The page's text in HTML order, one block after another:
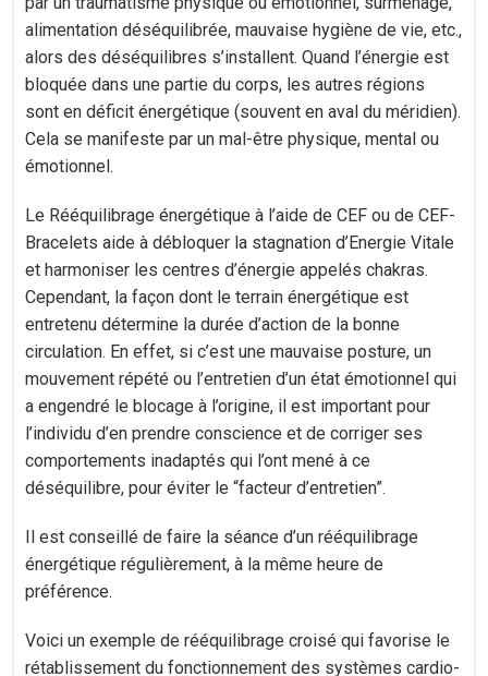
alimentation déséquilibrée, mauvaise hygiène de vie, etc.,
alors des déséquilibres s’installent. Quand l’énergie est
bloquée dans une partie du corps, les autres régions
sont en déficit énergétique (souvent en aval du méridien).
Cela se manifeste par un mal-être physique, mental ou
émotionnel.
Le Rééquilibrage énergétique à l’aide de CEF ou de CEF-
Bracelets aide à débloquer la stagnation d’Energie Vitale
et harmoniser les centres d’énergie appelés chakras.
Cependant, la façon dont le terrain énergétique est
entretenu détermine la durée d’action de la bonne
circulation. En effet, si c’est une mauvaise posture, un
mouvement répété ou l’entretien d’un état émotionnel qui
a engendré le blocage à l’origine, il est important pour
l’individu d’en prendre conscience et de corriger ses
comportements inadaptés qui l’ont mené à ce
déséquilibre, pour éviter le “facteur d’entretien”.
Il est conseillé de faire la séance d’un rééquilibrage
énergétique régulièrement, à la même heure de
préférence.
Voici un exemple de rééquilibrage croisé qui favorise le
rétablissement du fonctionnement des systèmes cardio-